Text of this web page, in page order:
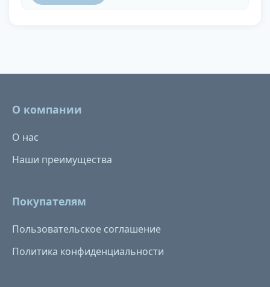
О компании
О нас
Наши преимущества
Покупателям
Пользовательское соглашение
Политика конфиденциальности